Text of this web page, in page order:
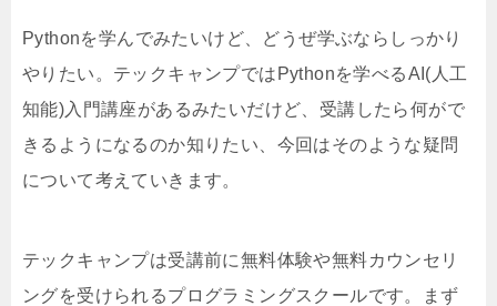
Pythonを学んでみたいけど、どうぜ学ぶならしっかり
やりたい。テックキャンプではPythonを学べるAI(人工
知能)入門講座があるみたいだけど、受講したら何がで
きるようになるのか知りたい、今回はそのような疑問
について考えていきます。
テックキャンプは受講前に無料体験や無料カウンセリ
ングを受けられるプログラミングスクールです。まず